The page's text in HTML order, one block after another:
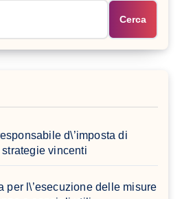
Cerca
d\’imposta di
vincenti
per l\’esecuzione delle misure